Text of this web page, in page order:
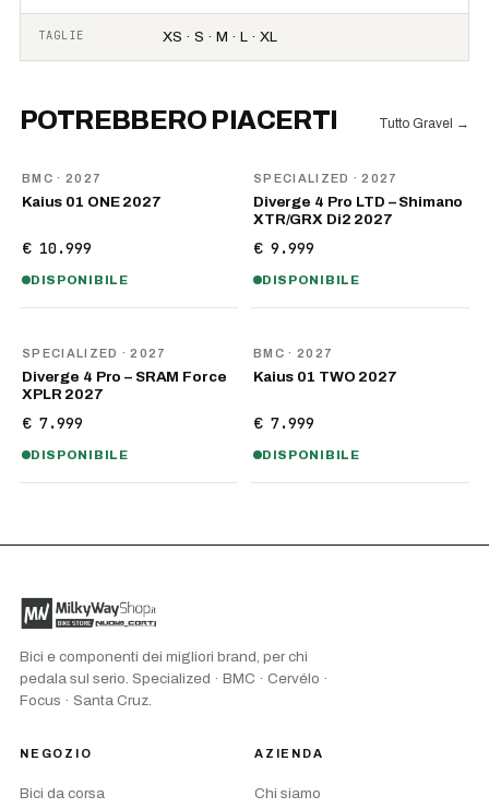
TAGLIE XS · S · M · L · XL
POTREBBERO PIACERTI Tutto Gravel →
BMC · 2027
Kaius 01 ONE 2027
€ 10.999
DISPONIBILE
SPECIALIZED · 2027
Diverge 4 Pro LTD – Shimano
XTR/GRX Di2 2027
€ 9.999
DISPONIBILE
SPECIALIZED · 2027
Diverge 4 Pro – SRAM Force
XPLR 2027
€ 7.999
DISPONIBILE
BMC · 2027
Kaius 01 TWO 2027
€ 7.999
DISPONIBILE
Bici e componenti dei migliori brand, per chi
pedala sul serio. Specialized · BMC · Cervélo ·
Focus · Santa Cruz.
NEGOZIO
Bici da corsa
AZIENDA
Chi siamo